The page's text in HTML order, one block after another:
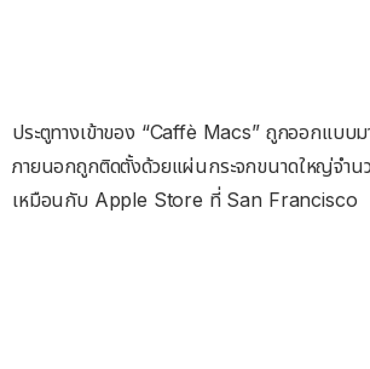
ประตูทางเข้าของ “Caffè Macs” ถูกออกแบบม
ภายนอกถูกติดตั้งด้วยแผ่นกระจกขนาดใหญ่จำ
เหมือนกับ Apple Store ที่ San Francisco